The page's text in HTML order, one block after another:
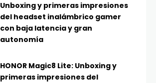
Unboxing y primeras impresiones
del headset inalámbrico gamer
con baja latencia y gran
autonomía
HONOR Magic8 Lite: Unboxing y
primeras impresiones del